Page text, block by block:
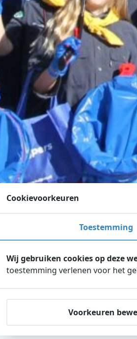
Cookievoorkeuren
Toestemming
Wij gebruiken cookies op deze
toestemming verlenen voor het
Voorkeuren